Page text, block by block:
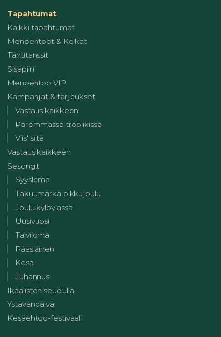
Tapahtumat
Kaikki tapahtumat
Menoehtoot & Keikat
Tähtitanssit
Sisäpiiri
Menoehtoo VIP
Kampanjat & tarjoukset
Vastaus kaikkeen
Paremmassa tropiikissa
Viis' siitä
Vastaus kaikkeen
Sesongit
Syysloma
Takuumärkä pikkujoulu
Joulu kylpylässä
Uusivuosi
Talviloma
Pääsiäinen
Kesä
Juhannus
Ikaalisten seudulla
Ystävänpäivä
Kesäehtoo-festivaali